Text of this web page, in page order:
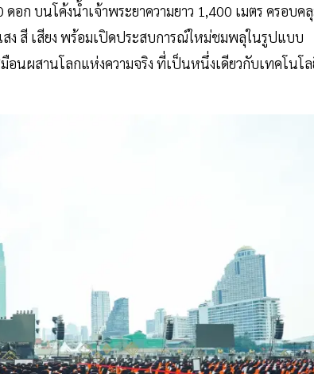
ก บนโค้งน้ำเจ้าพระยาความยาว 1,400 เมตร ครอบค
สง สี เสียง พร้อมเปิดประสบการณ์ใหม่ชมพลุในรูปแบบ
อนผสานโลกแห่งความจริง ที่เป็นหนึ่งเดียวกับเทคโนโ